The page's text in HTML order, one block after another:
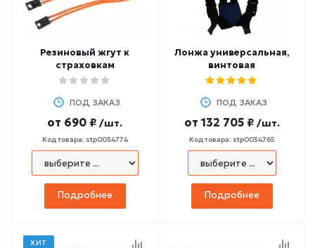
Резиновый жгут к
страховкам
ПОД ЗАКАЗ
от 690 ₽ /шт.
Код товара: stp0034774
Подробнее
Лонжа универсальная,
винтовая
ПОД ЗАКАЗ
от 132 705 ₽ /шт.
Код товара: stp0034765
Подробнее
ХИТ